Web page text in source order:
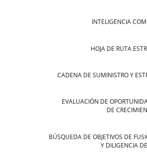
INTELIGENCIA
HOJA DE RUTA
CADENA DE SUMINISTRO Y
EVALUACIÓN DE
DE
BÚSQUEDA DE OBJETIVOS DE
Y DILIGENCIA